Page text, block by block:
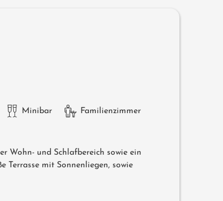
Minibar Familienzimmer
Wohn- und Schlafbereich sowie ein
Terrasse mit Sonnenliegen, sowie